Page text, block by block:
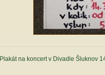
Plakát na koncert v Divadle Šluknov